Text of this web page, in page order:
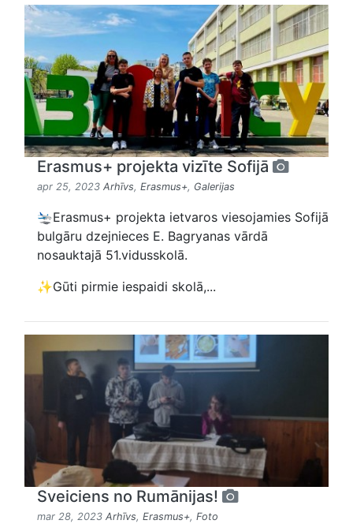
Erasmus+ projekta vizīte Sofijā
apr 25, 2023 Arhīvs, Erasmus+, Galerijas
🛬Erasmus+ projekta ietvaros viesojamies Sofijā
bulgāru dzejnieces E. Bagryanas vārdā
nosauktajā 51.vidusskolā.
✨Gūti pirmie iespaidi skolā,...
Sveiciens no Rumānijas!
mar 28, 2023 Arhīvs, Erasmus+, Foto